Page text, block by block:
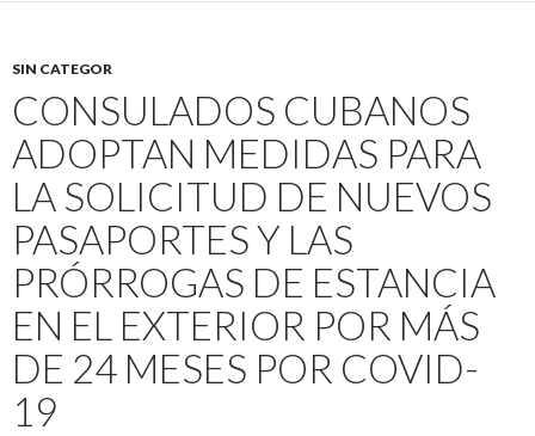
SIN CATEGOR
CONSULADOS CUBANOS
ADOPTAN MEDIDAS PARA
LA SOLICITUD DE NUEVOS
PASAPORTES Y LAS
PRÓRROGAS DE ESTANCIA
EN EL EXTERIOR POR MÁS
DE 24 MESES POR COVID-
19